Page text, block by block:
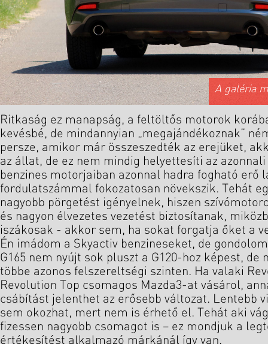
A galéria
Ritkaság ez manapság, a feltöltős motorok
kevésbé, de mindannyian „megajándékoznak”
persze, amikor már összeszedték az erejüket,
az állat, de ez nem mindig helyettesíti az
benzines motorjaiban azonnal hadra fogható erő
fordulatszámmal fokozatosan növekszik. Tehát
nagyobb pörgetést igényelnek, hiszen
és nagyon élvezetes vezetést biztosítanak,
iszákosak - akkor sem, ha sokat forgatja őket a
Én imádom a Skyactiv benzineseket, de
G165 nem nyújt sok pluszt a G120-hoz képest,
többe azonos felszereltségi szinten. Ha valaki
Revolution Top csomagos Mazda3-at vásárol,
csábítást jelenthet az erősebb változat. Lentebb
sem okozhat, mert nem is érhető el. Tehát aki
fizessen nagyobb csomagot is – ez mondjuk a
értékesítést alkalmazó márkánál így van.